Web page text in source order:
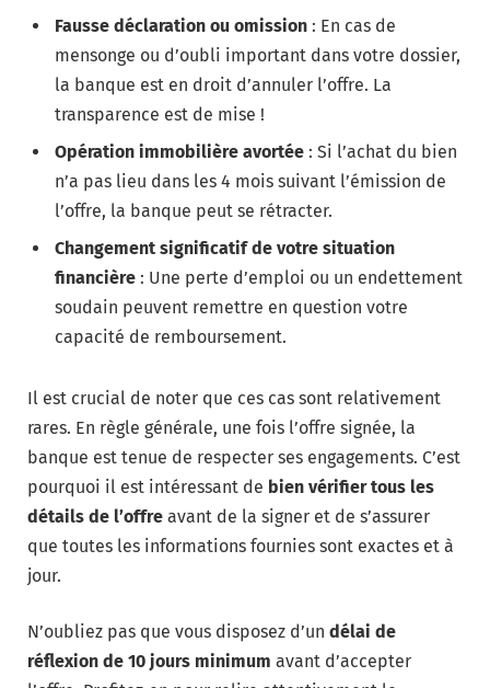
Fausse déclaration ou omission : En cas de
mensonge ou d’oubli important dans votre dossier,
la banque est en droit d’annuler l’offre. La
transparence est de mise !
Opération immobilière avortée : Si l’achat du bien
n’a pas lieu dans les 4 mois suivant l’émission de
l’offre, la banque peut se rétracter.
Changement significatif de votre situation
financière : Une perte d’emploi ou un endettement
soudain peuvent remettre en question votre
capacité de remboursement.
Il est crucial de noter que ces cas sont relativement
rares. En règle générale, une fois l’offre signée, la
banque est tenue de respecter ses engagements. C’est
pourquoi il est intéressant de bien vérifier tous les
détails de l’offre avant de la signer et de s’assurer
que toutes les informations fournies sont exactes et à
jour.
N’oubliez pas que vous disposez d’un délai de
réflexion de 10 jours minimum avant d’accepter